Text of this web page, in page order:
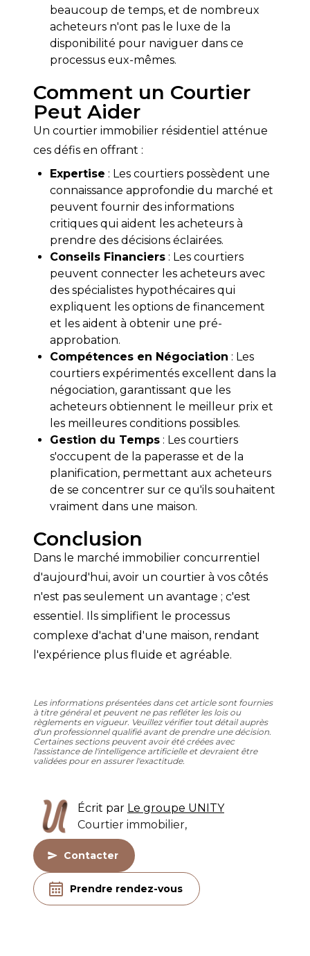
beaucoup de temps, et de nombreux
acheteurs n'ont pas le luxe de la
disponibilité pour naviguer dans ce
processus eux-mêmes.
Comment un Courtier
Peut Aider
Un courtier immobilier résidentiel atténue
ces défis en offrant :
Expertise : Les courtiers possèdent une
connaissance approfondie du marché et
peuvent fournir des informations
critiques qui aident les acheteurs à
prendre des décisions éclairées.
Conseils Financiers : Les courtiers
peuvent connecter les acheteurs avec
des spécialistes hypothécaires qui
expliquent les options de financement
et les aident à obtenir une pré-
approbation.
Compétences en Négociation : Les
courtiers expérimentés excellent dans la
négociation, garantissant que les
acheteurs obtiennent le meilleur prix et
les meilleures conditions possibles.
Gestion du Temps : Les courtiers
s'occupent de la paperasse et de la
planification, permettant aux acheteurs
de se concentrer sur ce qu'ils souhaitent
vraiment dans une maison.
Conclusion
Dans le marché immobilier concurrentiel
d'aujourd'hui, avoir un courtier à vos côtés
n'est pas seulement un avantage ; c'est
essentiel. Ils simplifient le processus
complexe d'achat d'une maison, rendant
l'expérience plus fluide et agréable.
Les informations présentées dans cet article sont fournies
à titre général et peuvent ne pas refléter les lois ou
règlements en vigueur. Veuillez vérifier tout détail auprès
d'un professionnel qualifié avant de prendre une décision.
Certaines sections peuvent avoir été créées avec
l'assistance de l'intelligence artificielle et devraient être
validées pour en assurer l'exactitude.
Écrit par Le groupe UNITY
Courtier immobilier,
Contacter
Prendre rendez-vous